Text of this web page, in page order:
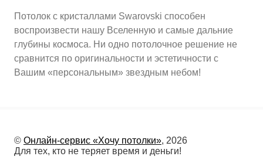
Потолок с кристаллами Swarovski способен
воспроизвести нашу Вселенную и самые дальние
глубины космоса. Ни одно потолочное решение не
сравнится по оригинальности и эстетичности с
Вашим «персональным» звездным небом!
© Онлайн-сервис «Хочу потолки», 2026
Для тех, кто не теряет время и деньги!